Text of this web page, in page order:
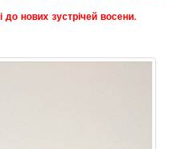
до нових зустрічей восени.